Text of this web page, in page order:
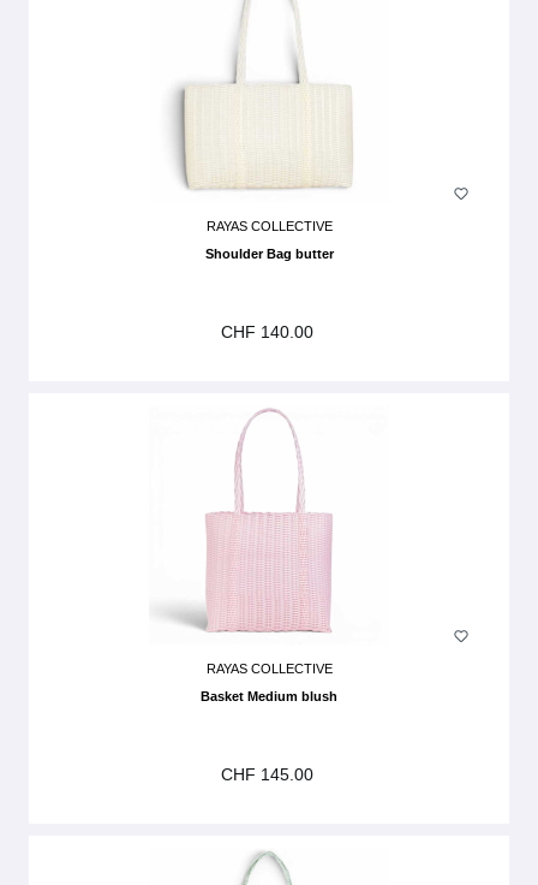
RAYAS COLLECTIVE
Shoulder Bag butter
CHF 140.00
RAYAS COLLECTIVE
Basket Medium blush
CHF 145.00